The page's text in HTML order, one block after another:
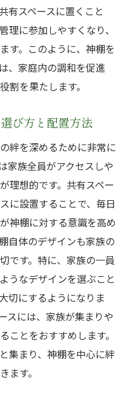
有スペースに置くこと
理に参加しやすくなり、
す。このように、神棚を
、家庭内の調和を促進
割を果たします。
び方と配置方法
絆を深めるために非常に
家族全員がアクセスしや
理想的です。共有スペー
に設置することで、毎日
神棚に対する意識を高め
自体のデザインも家族の
です。特に、家族の一員
うなデザインを選ぶこと
切にするようになりま
スには、家族が集まりや
ことをおすすめします。
集まり、神棚を中心に絆
ます。